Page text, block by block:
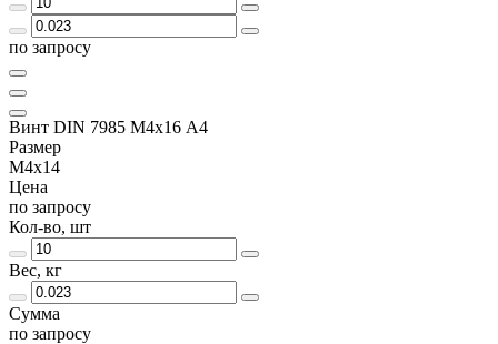
по запросу
Винт DIN 7985 М4х16 A4
Размер
М4х14
Цена
по запросу
Кол-во, шт
Вес, кг
Сумма
по запросу